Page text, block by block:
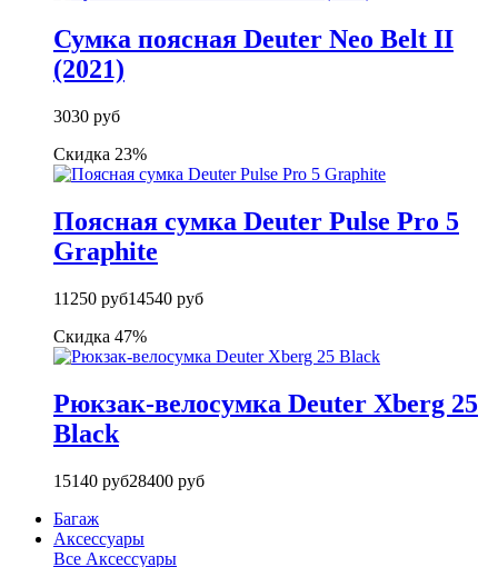
Сумка поясная Deuter Neo Belt II
(2021)
3030 руб
Скидка 23%
Поясная сумка Deuter Pulse Pro 5
Graphite
11250 руб14540 руб
Скидка 47%
Рюкзак-велосумка Deuter Xberg 25
Black
15140 руб28400 руб
Багаж
Аксессуары
Все Аксессуары